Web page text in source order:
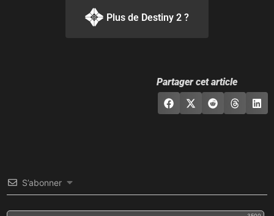
Plus de Destiny 2 ?
Partager cet article
S’abonner